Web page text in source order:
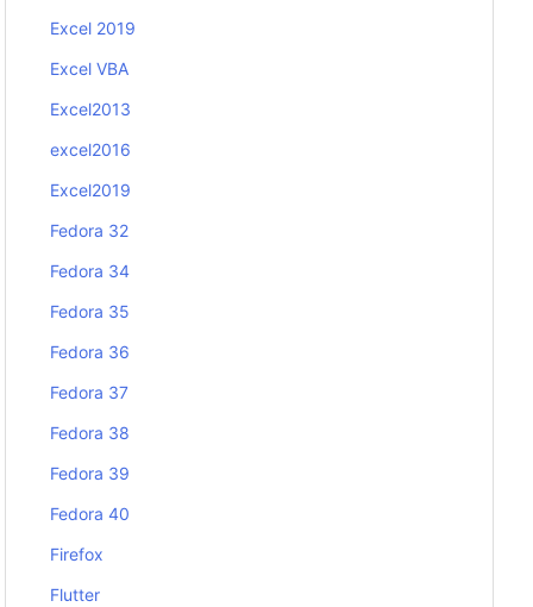
Excel 2019
Excel VBA
Excel2013
excel2016
Excel2019
Fedora 32
Fedora 34
Fedora 35
Fedora 36
Fedora 37
Fedora 38
Fedora 39
Fedora 40
Firefox
Flutter